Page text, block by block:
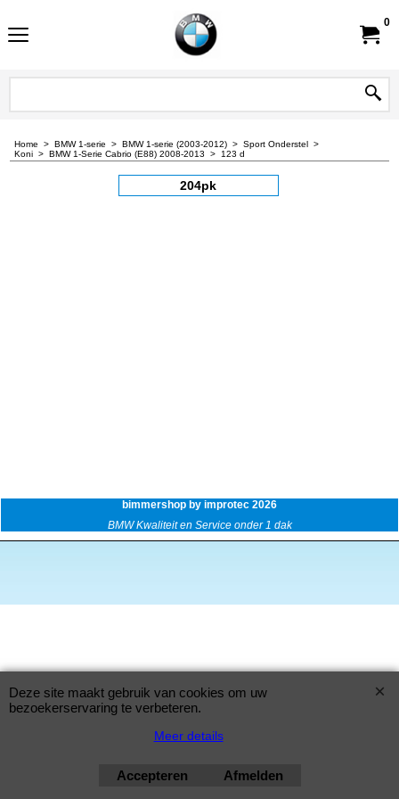
0
Home > BMW 1-serie > BMW 1-serie (2003-2012) > Sport Onderstel >
Koni > BMW 1-Serie Cabrio (E88) 2008-2013 > 123 d
204pk
bimmershop by improtec 2026
BMW Kwaliteit en Service onder 1 dak
Deze site maakt gebruik van cookies om uw
bezoekerservaring te verbeteren.
Meer details
Accepteren Afmelden